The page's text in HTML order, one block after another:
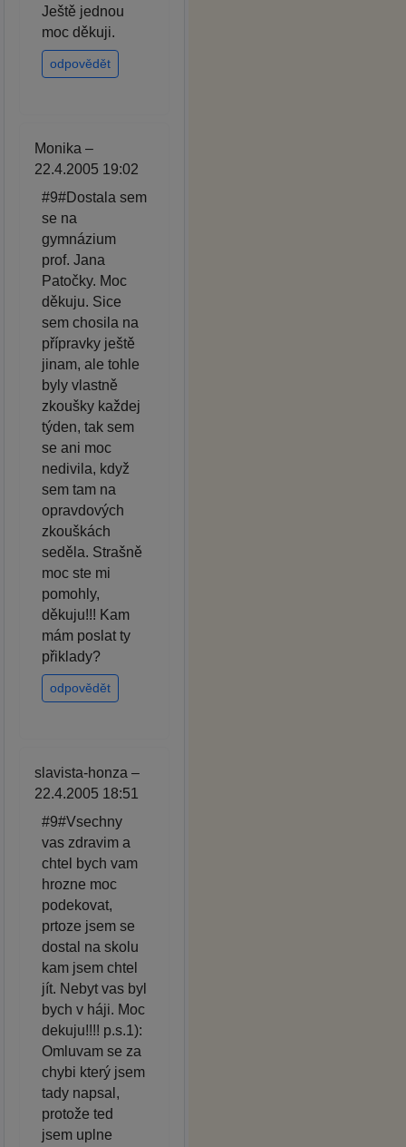
Ještě jednou
moc děkuji.
odpovědět
Monika –
22.4.2005 19:02
#9#Dostala sem
se na
gymnázium
prof. Jana
Patočky. Moc
děkuju. Sice
sem chosila na
přípravky ještě
jinam, ale tohle
byly vlastně
zkoušky každej
týden, tak sem
se ani moc
nedivila, když
sem tam na
opravdových
zkouškách
seděla. Strašně
moc ste mi
pomohly,
děkuju!!! Kam
mám poslat ty
přiklady?
odpovědět
slavista-honza –
22.4.2005 18:51
#9#Vsechny
vas zdravim a
chtel bych vam
hrozne moc
podekovat,
prtoze jsem se
dostal na skolu
kam jsem chtel
jít. Nebyt vas byl
bych v háji. Moc
dekuju!!!! p.s.1):
Omluvam se za
chybi který jsem
tady napsal,
protože ted
jsem uplne